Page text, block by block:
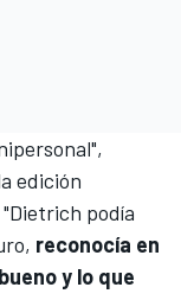
edición
podía
reconocía en
y lo que